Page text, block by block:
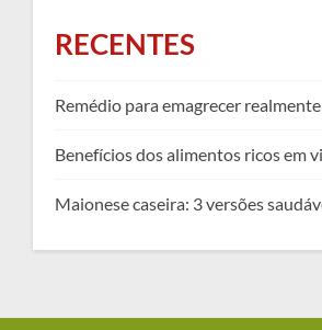
RECENTES
Remédio para emagrecer
Benefícios dos alimentos ricos em
Maionese caseira: 3 versões